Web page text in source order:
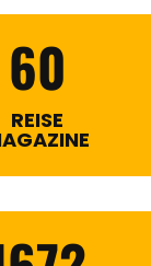
60
REISE